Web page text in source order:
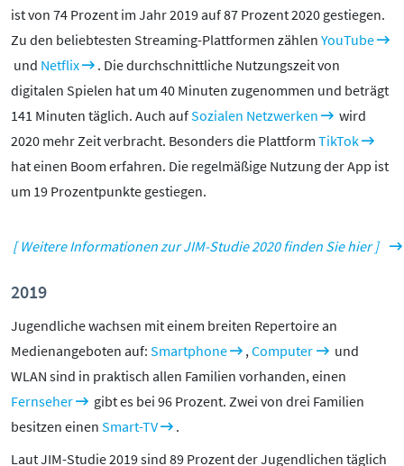
ist von 74 Prozent im Jahr 2019 auf 87 Prozent 2020 gestiegen.
Zu den beliebtesten Streaming-Plattformen zählen YouTube
und Netflix
. Die durchschnittliche Nutzungszeit von
digitalen Spielen hat um 40 Minuten zugenommen und beträgt
141 Minuten täglich. Auch aufSozialen Netzwerken
wird
2020 mehr Zeit verbracht. Besonders die Plattform TikTok
hat einen Boom erfahren. Die regelmäßige Nutzung der App ist
um 19 Prozentpunkte gestiegen.
[ Weitere Informationen zur JIM-Studie 2020 finden Sie hier ]
2019
Jugendliche wachsen mit einem breiten Repertoire an
Medienangeboten auf: Smartphone ,Computer
und
WLAN sind in praktisch allen Familien vorhanden, einen
Fernseher
gibt es bei 96 Prozent. Zwei von drei Familien
besitzen einen Smart-TV
.
Laut JIM-Studie 2019 sind 89 Prozent der Jugendlichen täglich